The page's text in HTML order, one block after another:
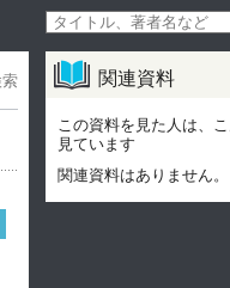
関連資料
この資料を見た人は、
見ています
関連資料はありません。